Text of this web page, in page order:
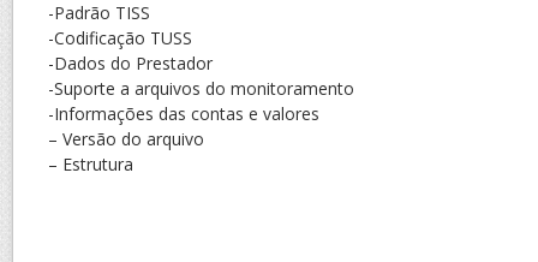
-Padrão TISS
-Codificação TUSS
-Dados do Prestador
-Suporte a arquivos do monitoramento
-Informações das contas e valores
– Versão do arquivo
– Estrutura